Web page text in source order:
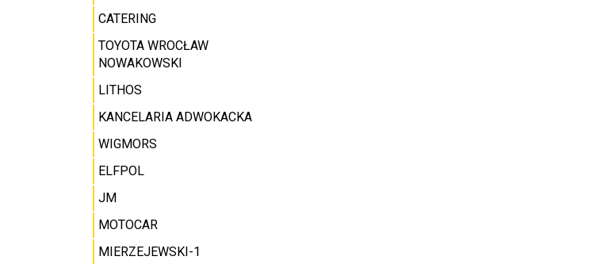
CATERING
TOYOTA WROCŁAW
NOWAKOWSKI
LITHOS
KANCELARIA ADWOKACKA
WIGMORS
ELFPOL
JM
MOTOCAR
MIERZEJEWSKI-1